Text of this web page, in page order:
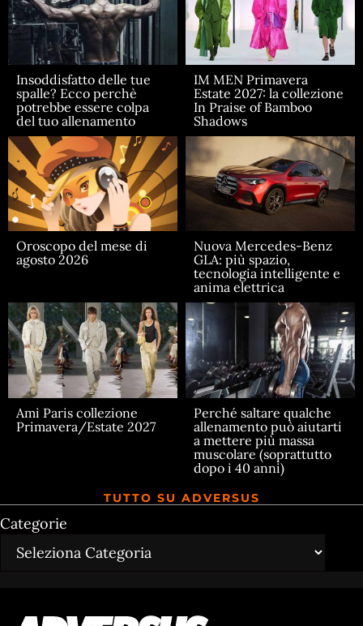
Insoddisfatto delle tue
spalle? Ecco perchè
potrebbe essere colpa
del tuo allenamento
IM MEN Primavera
Estate 2027: la collezione
In Praise of Bamboo
Shadows
Oroscopo del mese di
agosto 2026
Nuova Mercedes-Benz
GLA: più spazio,
tecnologia intelligente e
anima elettrica
Ami Paris collezione
Primavera/Estate 2027
Perché saltare qualche
allenamento può aiutarti
a mettere più massa
muscolare (soprattutto
dopo i 40 anni)
TUTTO SU ADVERSUS
Categorie